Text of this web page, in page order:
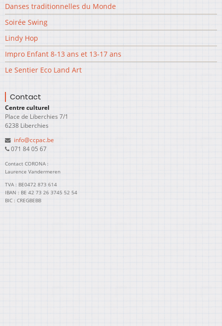
Danses traditionnelles du Monde
Soirée Swing
Lindy Hop
Impro Enfant 8-13 ans et 13-17 ans
Le Sentier Eco Land Art
Contact
Centre culturel
Place de Liberchies 7/1
6238 Liberchies
info@ccpac.be
071 84 05 67
Contact CORONA :
Laurence Vandermeren
TVA : BE0472 873 614
IBAN : BE 42 73 26 3745 52 54
BIC : CREGBEBB